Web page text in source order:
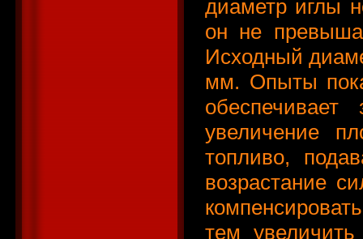
диаметр иглы
он не
Исходный
мм. Опыты
увеличение
топливо,
возрастание
тем